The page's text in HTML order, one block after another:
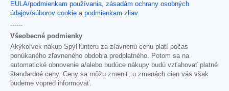
EULA/podmienkam používania, zásadám ochrany osobných
údajov/súborov cookie a podmienkam zliav.
------
Všeobecné podmienky
Akýkoľvek nákup SpyHunteru za zľavnenú cenu platí počas
ponúkaného zľavneného obdobia predplatného. Potom sa na
automatické obnovenie a/alebo budúce nákupy budú vzťahovať platné
štandardné ceny. Ceny sa môžu zmeniť, o zmenách cien vás však
budeme vopred informovať.